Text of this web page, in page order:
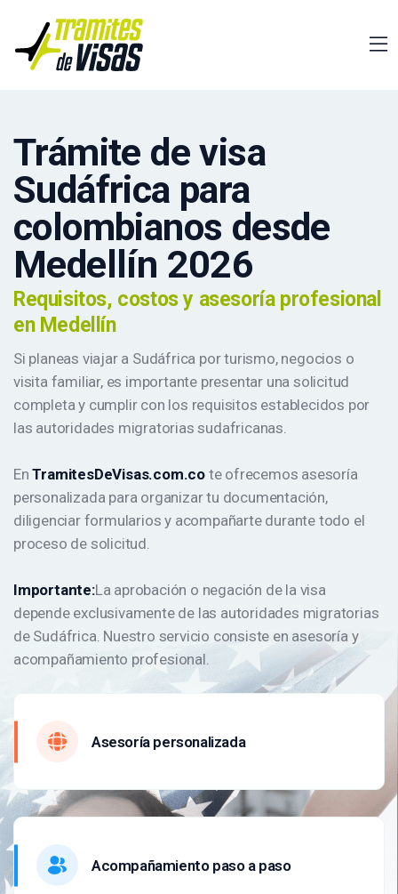
Trámite de visa
Sudáfrica para
colombianos desde
Medellín 2026
Requisitos, costos y asesoría profesional
en Medellín
Si planeas viajar a Sudáfrica por turismo, negocios o
visita familiar, es importante presentar una solicitud
completa y cumplir con los requisitos establecidos por
las autoridades migratorias sudafricanas.
EnTramitesDeVisas.com.co te ofrecemos asesoría
personalizada para organizar tu documentación,
diligenciar formularios y acompañarte durante todo el
proceso de solicitud.
Importante:La aprobación o negación de la visa
depende exclusivamente de las autoridades migratorias
de Sudáfrica. Nuestro servicio consiste en asesoría y
acompañamiento profesional.
Asesoría personalizada
Acompañamiento paso a paso